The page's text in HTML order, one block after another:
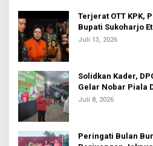
Terjerat OTT KPK,
Bupati Sukoharjo
Juli 13, 2026
Solidkan Kader,
Gelar Nobar Piala
Juli 8, 2026
Peringati Bulan